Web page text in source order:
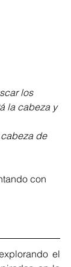
la cabeza y
cabeza de
con
el